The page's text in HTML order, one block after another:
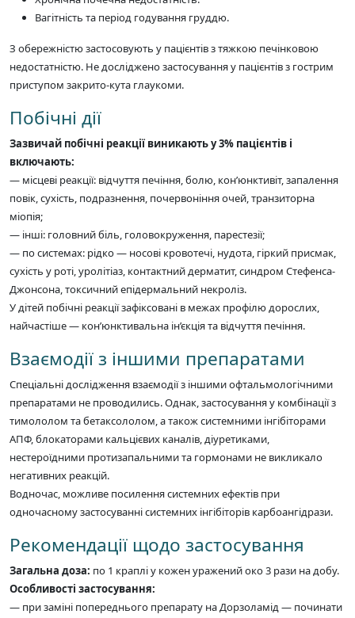
Вагітність та період годування груддю.
З обережністю застосовують у пацієнтів з тяжкою печінковою
недостатністю. Не досліджено застосування у пацієнтів з гострим
приступом закрито-кута глаукоми.
Побічні дії
Зазвичай побічні реакції виникають у 3% пацієнтів і
включають:
— місцеві реакції: відчуття печіння, болю, кон’юнктивіт, запалення
повік, сухість, подразнення, почервоніння очей, транзиторна
міопія;
— інші: головний біль, головокруження, парестезії;
— по системах: рідко — носові кровотечі, нудота, гіркий присмак,
сухість у роті, уролітіаз, контактний дерматит, синдром Стефенса-
Джонсона, токсичний епідермальний некроліз.
У дітей побічні реакції зафіксовані в межах профілю дорослих,
найчастіше — кон’юнктивальна ін’єкція та відчуття печіння.
Взаємодії з іншими препаратами
Спеціальні дослідження взаємодії з іншими офтальмологічними
препаратами не проводились. Однак, застосування у комбінації з
тимололом та бетаксололом, а також системними інгібіторами
АПФ, блокаторами кальцієвих каналів, діуретиками,
нестероїдними протизапальними та гормонами не викликало
негативних реакцій.
Водночас, можливе посилення системних ефектів при
одночасному застосуванні системних інгібіторів карбоангідрази.
Рекомендації щодо застосування
Загальна доза: по 1 краплі у кожен уражений око 3 рази на добу.
Особливості застосування:
— при заміні попереднього препарату на Дорзоламід — починати